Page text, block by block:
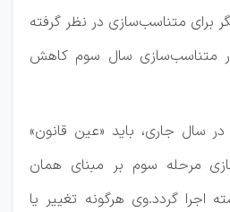
برای متناسب‌سازی در نظر گرفته
متناسب‌سازی سال سوم کاهش
سال جاری، باید «عین قانون»
مرحله سوم بر مبنای همان
اجرا گردد.وی هرگونه تغییر یا